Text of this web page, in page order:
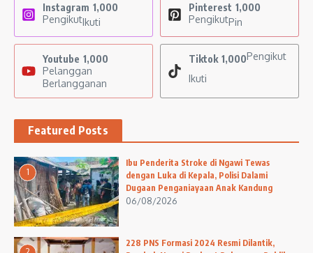
Instagram 1,000
PengikutIkuti
Pinterest 1,000
PengikutPin
Youtube 1,000
Pelanggan
Berlangganan
Tiktok 1,000Pengikut
Ikuti
Featured Posts
1
Ibu Penderita Stroke di Ngawi Tewas
dengan Luka di Kepala, Polisi Dalami
Dugaan Penganiayaan Anak Kandung
06/08/2026
228 PNS Formasi 2024 Resmi Dilantik,